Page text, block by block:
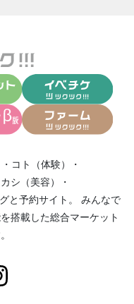
・ コト（体験）
・
シ（美容）
・
と予約サイト。
みんなで
を搭載した総合マーケット